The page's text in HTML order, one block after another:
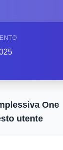
One
utente